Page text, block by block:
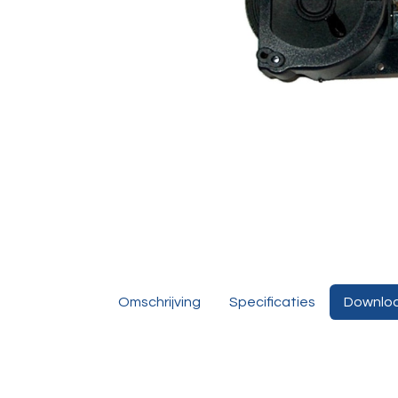
Omschrijving Specificaties